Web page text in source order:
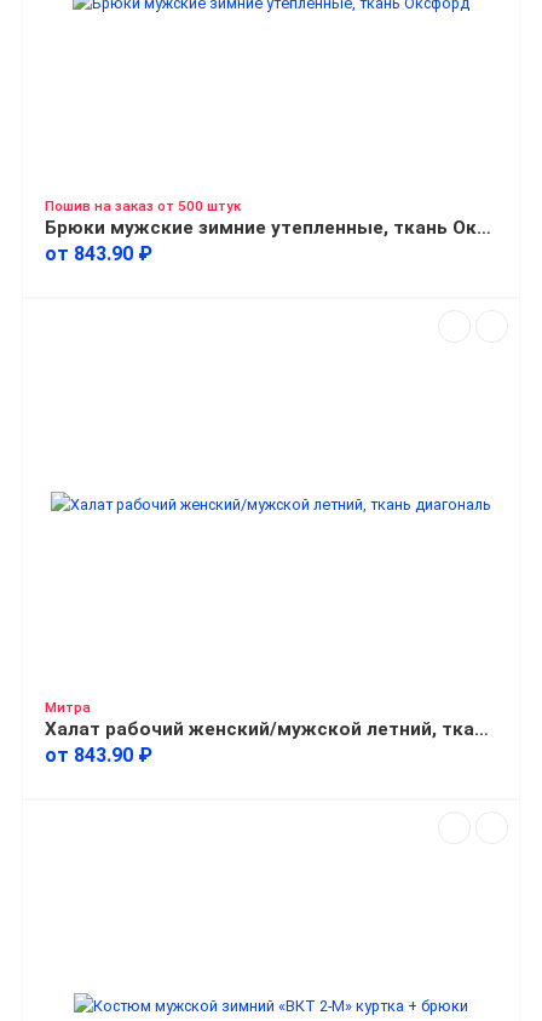
Пошив на заказ от 500 штук
Брюки мужские зимние утепленные, ткань Оксфорд
от 843.90 ₽
Митра
Халат рабочий женский/мужской летний, ткань диагональ
от 843.90 ₽